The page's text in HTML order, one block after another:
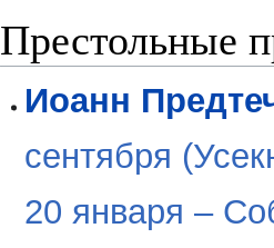
Престольные
Иоанн
сентября
20 января –